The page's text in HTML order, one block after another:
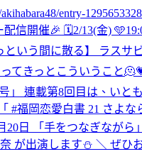
entry-
信開催🎉 🗓️2/13(金)
という間に散る】 ラスサ
てきっとこういうこと
」 連載第8回目は、いと
#福岡恋愛白書 21 さよ
20日 「手をつなぎながら